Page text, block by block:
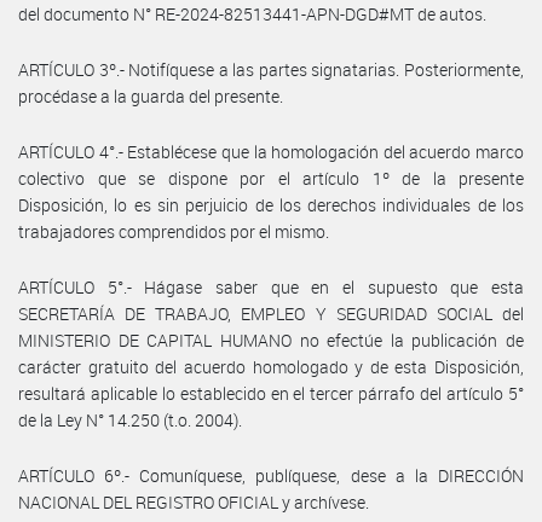
del documento N° RE-2024-82513441-APN-DGD#MT de autos.
ARTÍCULO 3º.- Notifíquese a las partes signatarias. Posteriormente,
procédase a la guarda del presente.
ARTÍCULO 4°.- Establécese que la homologación del acuerdo marco
colectivo que se dispone por el artículo 1º de la presente
Disposición, lo es sin perjuicio de los derechos individuales de los
trabajadores comprendidos por el mismo.
ARTÍCULO 5°.- Hágase saber que en el supuesto que esta
SECRETARÍA DE TRABAJO, EMPLEO Y SEGURIDAD SOCIAL del
MINISTERIO DE CAPITAL HUMANO no efectúe la publicación de
carácter gratuito del acuerdo homologado y de esta Disposición,
resultará aplicable lo establecido en el tercer párrafo del artículo 5°
de la Ley N° 14.250 (t.o. 2004).
ARTÍCULO 6º.- Comuníquese, publíquese, dese a la DIRECCIÓN
NACIONAL DEL REGISTRO OFICIAL y archívese.